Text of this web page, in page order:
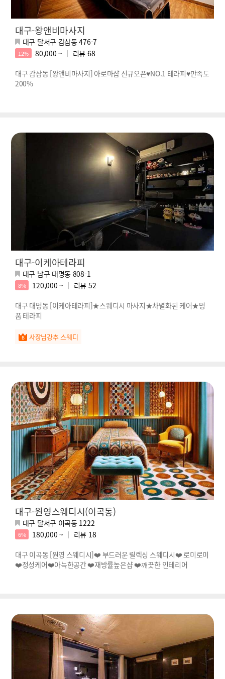
대구-왕앤비마사지
대구 달서구 감삼동 476-7
12% 80,000 ~ 리뷰 68
대구 감삼동 [왕앤비마사지] 아로마샵 신규오픈♥NO.1 테라피♥만족도
200%
대구-이케아테라피
대구 남구 대명동 808-1
8% 120,000 ~ 리뷰 52
대구 대명동 [이케아테라피]★스웨디시 마사지★차별화된 케어★명
품 테라피
사장님강추 스웨디
대구-원영스웨디시(이곡동)
대구 달서구 이곡동 1222
6% 180,000 ~ 리뷰 18
대구 이곡동 [원영 스웨디시]❤️ 부드러운 릴렉싱 스웨디시❤️ 로미로미
❤️정성케어❤️아늑한공간 ❤️재방률높은샵 ❤️꺠끗한 인테리어